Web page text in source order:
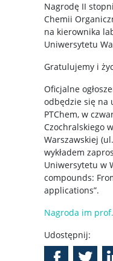
Nagrodę II
Chemii
na kierownika
Uniwersytetu
Gratulujemy i
Oficjalne
odbędzie się na
PTChem, w
Czochralskiego
Warszawskiej
wykładem
Uniwersytetu w
compounds:
applications”.
Nagroda im
Udostępnij: